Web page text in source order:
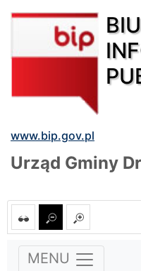
www.bip.gov.pl
Urząd Gminy
MENU